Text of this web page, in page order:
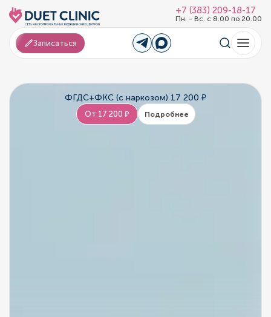
+7 (383) 209-18-17
Пн. - Вс. с 8.00 по 20.00
Записаться
ФГДС+ФКС (с наркозом) 17 200 ₽
От 17 200 ₽ Подробнее